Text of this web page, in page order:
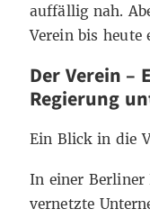
auffällig nah.
Verein bis heute
Der Verein –
Regierung
Ein Blick in die
In einer Berliner
vernetzte